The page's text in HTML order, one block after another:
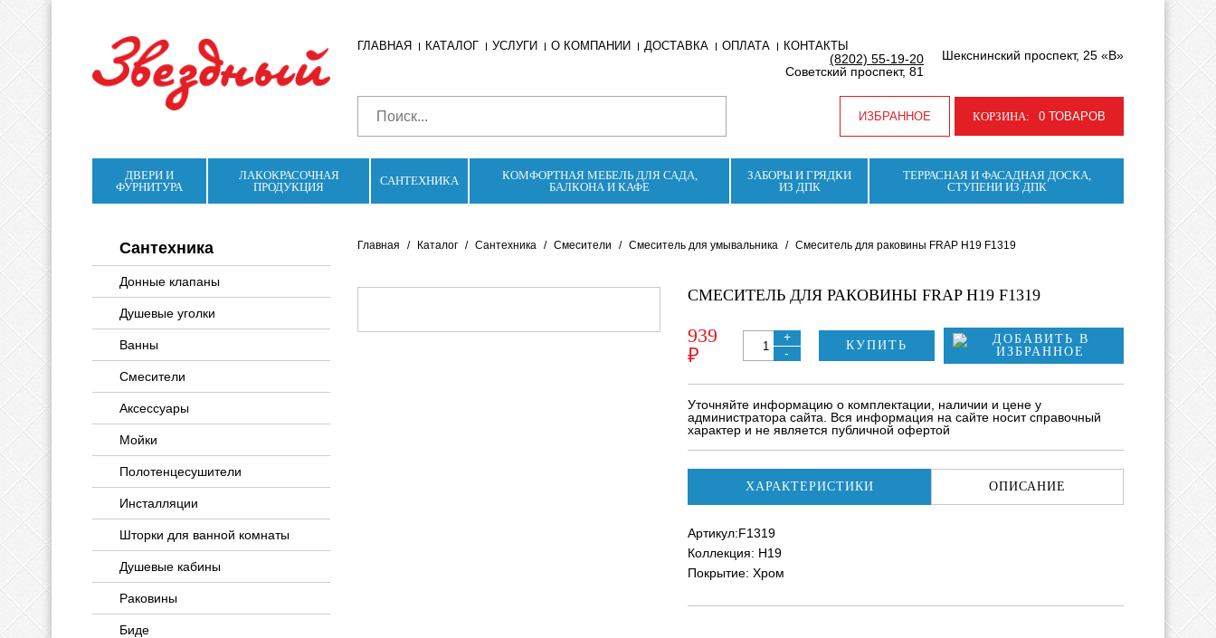
ГЛАВНАЯ КАТАЛОГ УСЛУГИ О КОМПАНИИ ДОСТАВКА ОПЛАТА КОНТАКТЫ
Шекснинский проспект, 25 «В»
(8202) 55-19-20
Советский проспект, 81
ИЗБРАННОЕ КОРЗИНА: 0 ТОВАРОВ
ДВЕРИ И
ФУРНИТУРА
ЛАКОКРАСОЧНАЯ
ПРОДУКЦИЯ
САНТЕХНИКА
КОМФОРТНАЯ МЕБЕЛЬ ДЛЯ САДА,
БАЛКОНА И КАФЕ
ЗАБОРЫ И ГРЯДКИ
ИЗ ДПК
ТЕРРАСНАЯ И ФАСАДНАЯ ДОСКА,
СТУПЕНИ ИЗ ДПК
Сантехника
Донные клапаны
Душевые уголки
Ванны
Смесители
Аксессуары
Мойки
Полотенцесушители
Инсталляции
Шторки для ванной комнаты
Душевые кабины
Раковины
Биде
Главная / Каталог / Сантехника / Смесители / Смеситель для умывальника / Смеситель для раковины FRAP H19 F1319
СМЕСИТЕЛЬ ДЛЯ РАКОВИНЫ FRAP H19 F1319
939
₽
+
-
КУПИТЬ
Уточняйте информацию о комплектации, наличии и цене у
администратора сайта. Вся информация на сайте носит справочный
характер и не является публичной офертой
ХАРАКТЕРИСТИКИ ОПИСАНИЕ
Артикул:F1319
Коллекция: H19
Покрытие: Хром